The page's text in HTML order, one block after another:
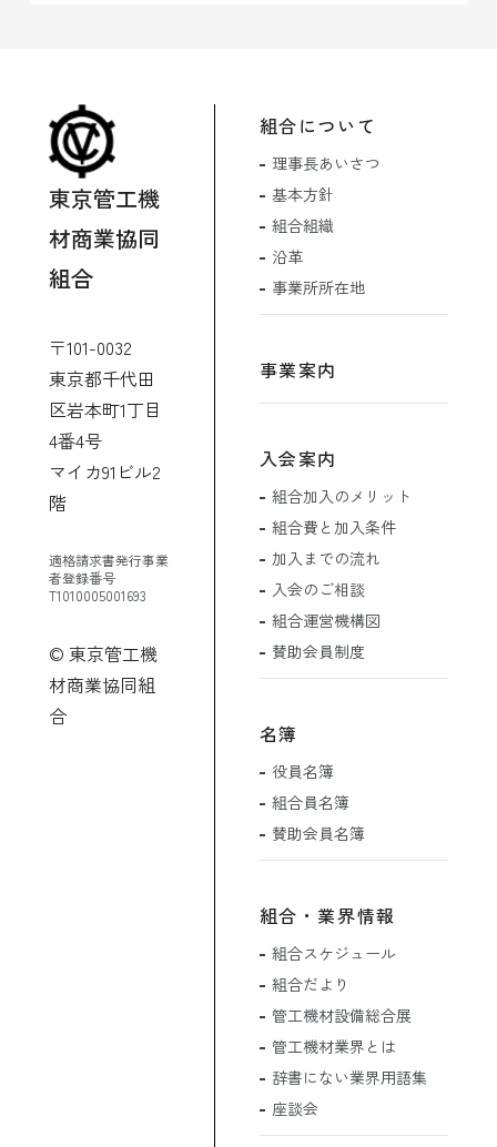
東京管工機
材商業協同
組合
〒101-0032
東京都千代田
区岩本町1丁目
4番4号
マイカ91ビル2
階
適格請求書発行事業
者登録番号
T1010005001693
© 東京管工機
材商業協同組
合
組合について
理事長あいさつ
基本方針
組合組織
沿革
事業所所在地
事業案内
入会案内
組合加入のメリット
組合費と加入条件
加入までの流れ
入会のご相談
組合運営機構図
賛助会員制度
名簿
役員名簿
組合員名簿
賛助会員名簿
組合・業界情報
組合スケジュール
組合だより
管工機材設備総合展
管工機材業界とは
辞書にない業界用語集
座談会